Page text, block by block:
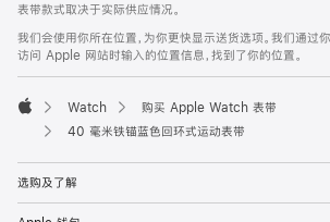
页
脚
表带款式取决于实际供应情况。
我们会使用你所在位置，为你更快显示送货选项。我们通过
访问 Apple 网站时输入的位置信息，找到了你的位置。
Apple
Watch
购买 Apple Watch 表带
40 毫米铁锚蓝色回环式运动表带
选购及了解